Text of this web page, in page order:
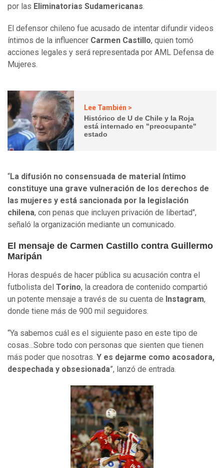
por las Eliminatorias Sudamericanas.
El defensor chileno fue acusado de intentar difundir videos
íntimos de la influencer Carmen Castillo, quien tomó
acciones legales y será representada por AML Defensa de
Mujeres.
Lee También >
Histórico de U de Chile y la Roja
está internado en "preocupante"
estado
“La difusión no consensuada de material íntimo
constituye una grave vulneración de los derechos de
las mujeres y está sancionada por la legislación
chilena, con penas que incluyen privación de libertad",
señaló la organización mediante un comunicado.
El mensaje de Carmen Castillo contra Guillermo
Maripán
Horas después de hacer pública su acusación contra el
futbolista del Torino, la creadora de contenido compartió
un potente mensaje a través de su cuenta de Instagram,
donde tiene más de 900 mil seguidores.
“Ya sabemos cuál es el siguiente paso en este tipo de
cosas...Sobre todo con personas que sienten que tienen
más poder que nosotras. Y es dejarme como acosadora,
despechada y obsesionada”, lanzó de entrada.